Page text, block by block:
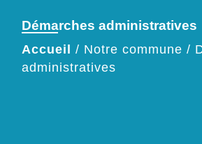
Démarches administratives
Accueil / Notre commune /
administratives